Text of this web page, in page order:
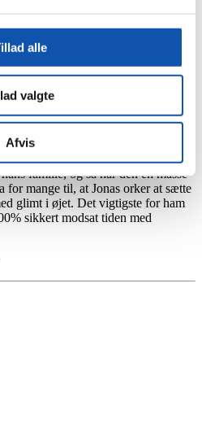
alle
valgte
Afvis
til påske!
biler,
som vi udloddede
på Facebook.
minimalt på væggen i
familie, og så har den en masse
for mange til, at Jonas orker at sætte
glimt i øjet. Det vigtigste for ham
sikkert modsat tiden med